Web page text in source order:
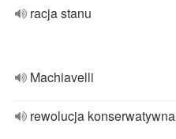
racja stanu
Machiavelli
rewolucja konserwatywna